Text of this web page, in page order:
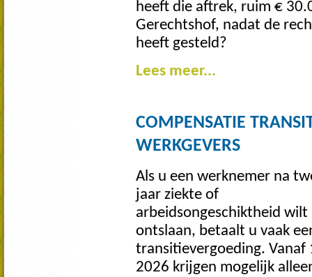
heeft die aftrek, ruim €
Gerechtshof, nadat de
heeft gesteld?
Lees meer...
COMPENSATIE
WERKGEVERS
Als u een werknemer na
jaar ziekte of
arbeidsongeschiktheid wilt
ontslaan, betaalt u vaak
transitievergoeding. Vanaf
2026 krijgen mogelijk